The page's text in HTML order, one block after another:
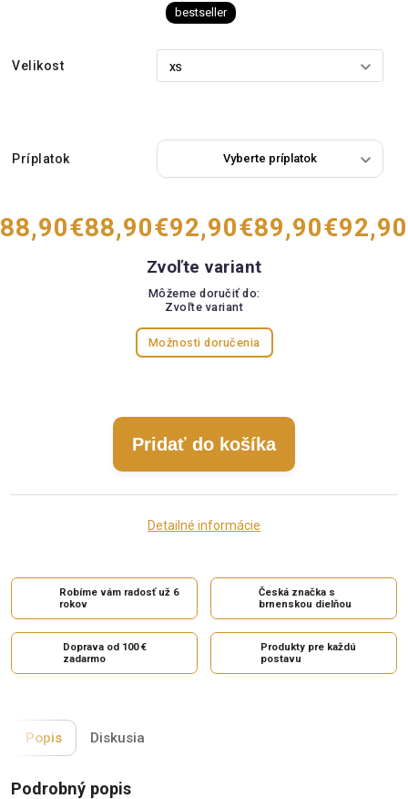
bestseller
Velikost
Príplatok
€88,90€92,90€89,90€92,90
Zvoľte variant
Môžeme doručiť do:
Zvoľte variant
Možnosti doručenia
Pridať do košíka
Detailné informácie
Robíme vám radosť už 6
rokov
Česká značka s
brnenskou dielňou
Doprava od 100 €
zadarmo
Produkty pre každú
postavu
Popis Diskusia
Podrobný popis